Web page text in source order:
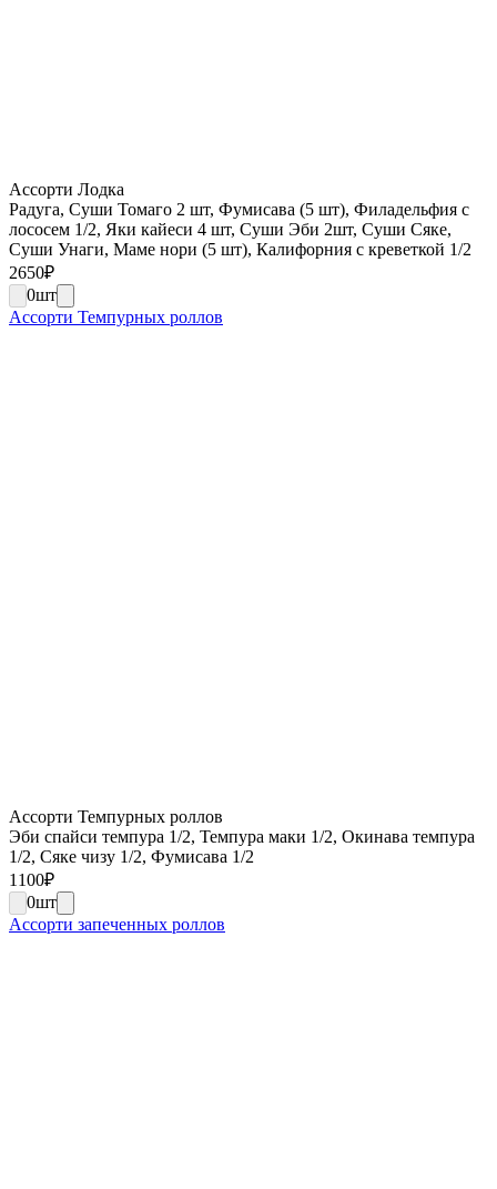
Ассорти Лодка
Радуга, Суши Томаго 2 шт, Фумисава (5 шт), Филадельфия с
лососем 1/2, Яки кайеси 4 шт, Суши Эби 2шт, Суши Сяке,
Суши Унаги, Маме нори (5 шт), Калифорния с креветкой 1/2
2650₽
0шт
Ассорти Темпурных роллов
Ассорти Темпурных роллов
Эби спайси темпура 1/2, Темпура маки 1/2, Окинава темпура
1/2, Сяке чизу 1/2, Фумисава 1/2
1100₽
0шт
Ассорти запеченных роллов